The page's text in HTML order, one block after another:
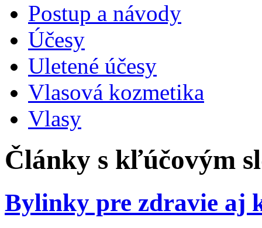
Postup a návody
Účesy
Uletené účesy
Vlasová kozmetika
Vlasy
Články s kľúčovým
Bylinky pre zdravie aj